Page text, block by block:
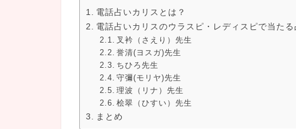
電話占いカリスとは？
電話占いカリスのウラスピ・レディスピで当たる
叉衿（さえり）先生
誉清(ヨスガ)先生
ちひろ先生
守彌(モリヤ)先生
理波（リナ）先生
桧翠（ひすい）先生
まとめ